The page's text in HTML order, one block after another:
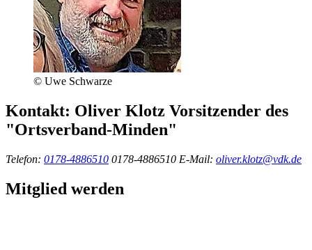
© Uwe Schwarze
Kontakt: Oliver Klotz Vorsitzender des
"Ortsverband-Minden"
Telefon: 0178-4886510 0178-4886510 E-Mail: oliver.klotz@vdk.de
Mitglied werden